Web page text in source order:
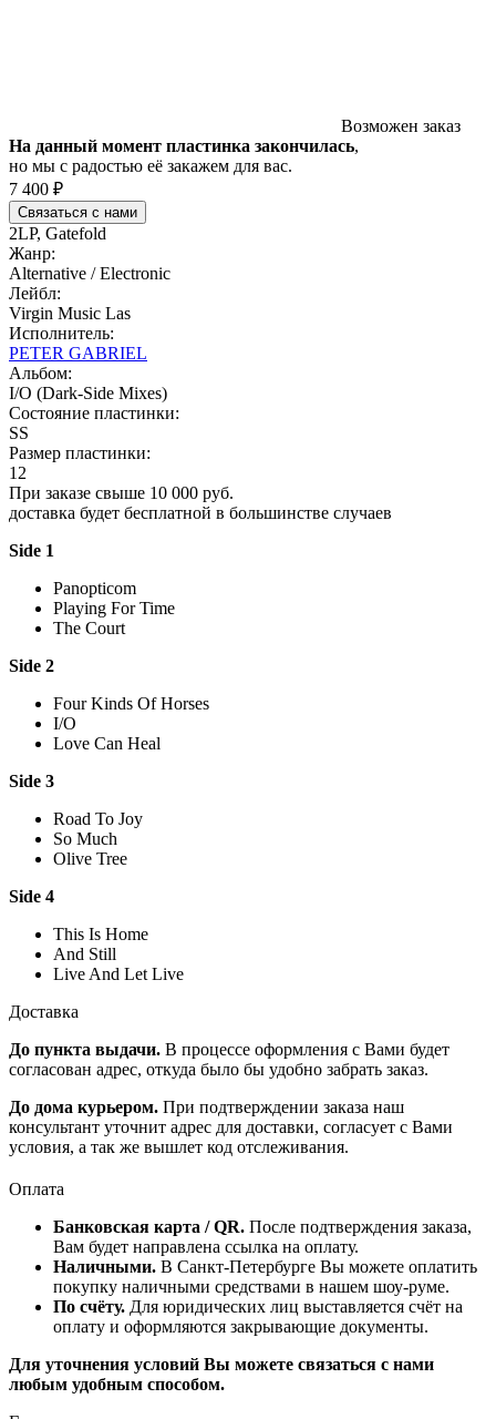
Возможен заказ
На данный момент пластинка закончилась,
но мы с радостью её закажем для вас.
7 400 ₽
Связаться с нами
2LP, Gatefold
Жанр:
Alternative / Electronic
Лейбл:
Virgin Music Las
Исполнитель:
PETER GABRIEL
Альбом:
I/O (Dark-Side Mixes)
Состояние пластинки:
SS
Размер пластинки:
12
При заказе свыше 10 000 руб.
доставка будет бесплатной в большинстве случаев
Side 1
Panopticom
Playing For Time
The Court
Side 2
Four Kinds Of Horses
I/O
Love Can Heal
Side 3
Road To Joy
So Much
Olive Tree
Side 4
This Is Home
And Still
Live And Let Live
Доставка
До пункта выдачи. В процессе оформления с Вами будет
согласован адрес, откуда было бы удобно забрать заказ.
До дома курьером. При подтверждении заказа наш
консультант уточнит адрес для доставки, согласует с Вами
условия, а так же вышлет код отслеживания.
Оплата
Банковская карта / QR. После подтверждения заказа,
Вам будет направлена ссылка на оплату.
Наличными. В Санкт-Петербурге Вы можете оплатить
покупку наличными средствами в нашем шоу-руме.
По счёту. Для юридических лиц выставляется счёт на
оплату и оформляются закрывающие документы.
Для уточнения условий Вы можете связаться с нами
любым удобным способом.